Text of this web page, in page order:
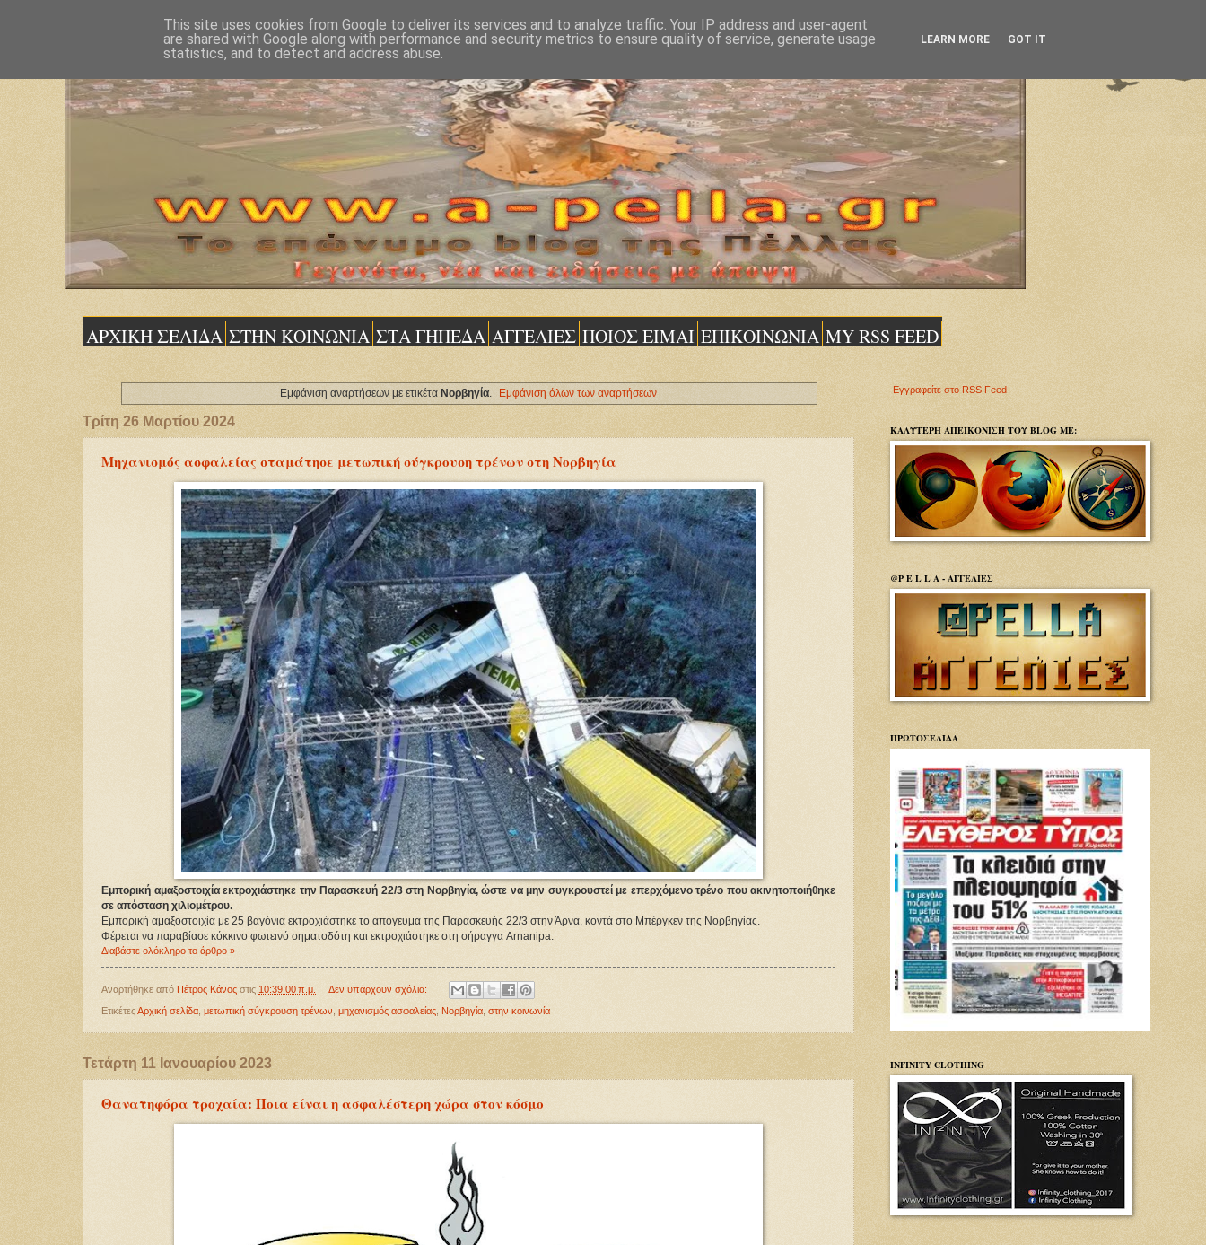
ΑΡΧΙΚΗ ΣΕΛΙΔΑ ΣΤΗΝ ΚΟΙΝΩΝΙΑ ΣΤΑ ΓΗΠΕΔΑ ΑΓΓΕΛΙΕΣ ΠΟΙΟΣ ΕΙΜΑΙ ΕΠΙΚΟΙΝΩΝΙΑ MY RSS FEED
Εμφάνιση αναρτήσεων με ετικέταΝορβηγία Εμφάνιση όλων των αναρτήσεων
Τρίτη 26 Μαρτίου 2024
Μηχανισμός ασφαλείας σταμάτησε μετωπική σύγκρουση τρένων στη Νορβηγία
Εμπορική αμαξοστοιχία εκτροχιάστηκε την Παρασκευή 22/3 στη Νορβηγία, ώστε να μην συγκρουστεί με επερχόμενο τρένο που ακινητοποιήθηκε
σε απόσταση χιλιομέτρου.
Εμπορική αμαξοστοιχία με 25 βαγόνια εκτροχιάστηκε το απόγευμα της Παρασκευής 22/3 στην Άρνα, κοντά στο Μπέργκεν της Νορβηγίας.
Φέρεται να παραβίασε κόκκινο φωτεινό σηματοδότη και εκτροχιάστηκε στη σήραγγα Arnanipa.
Διαβάστε ολόκληρο το άρθρο »
Αναρτήθηκε από Πέτρος Κάνος στις 10:39:00 π.μ. Δεν υπάρχουν σχόλια:
ΕτικέτεςΑρχική σελίδα μετωπική σύγκρουση τρένων μηχανισμός ασφαλείας Νορβηγία στην κοινωνία
Τετάρτη 11 Ιανουαρίου 2023
Θανατηφόρα τροχαία: Ποια είναι η ασφαλέστερη χώρα στον κόσμο
Εγγραφείτε στο RSS Feed
ΚΑΛΥΤΕΡΗ ΑΠΕΙΚΟΝΙΣΗ ΤΟΥ BLOG ΜΕ:
@P E L L A - ΑΓΓΕΛΙΕΣ
ΠΡΩΤΟΣΕΛΙΔΑ
INFINITY CLOTHING
This site uses cookies from Google to deliver its services and to analyze traffic. Your IP address and user-agent
are shared with Google along with performance and security metrics to ensure quality of service, generate usage
statistics, and to detect and address abuse.
LEARN MORE GOT IT